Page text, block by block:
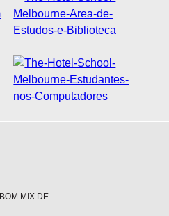
BOM MIX DE